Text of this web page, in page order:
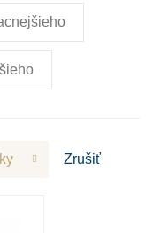
Zrušiť